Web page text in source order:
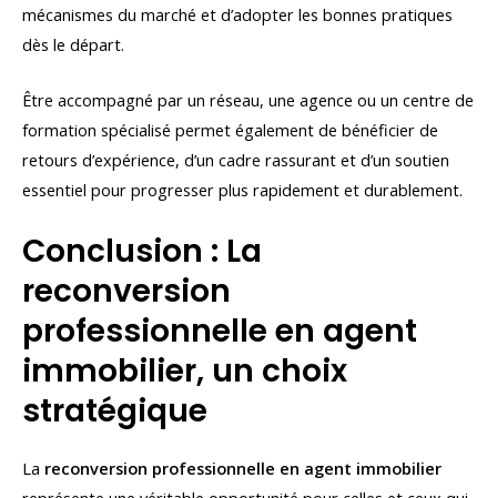
mécanismes du marché et d’adopter les bonnes pratiques
dès le départ.
Être accompagné par un réseau, une agence ou un centre de
formation spécialisé permet également de bénéficier de
retours d’expérience, d’un cadre rassurant et d’un soutien
essentiel pour progresser plus rapidement et durablement.
Conclusion : La
reconversion
professionnelle en agent
immobilier, un choix
stratégique
La reconversion professionnelle en agent immobilier